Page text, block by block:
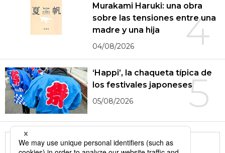
4
Murakami Haruki: una obra
sobre las tensiones entre una
madre y una hija
04/08/2026
5
‘Happi’, la chaqueta típica de
los festivales japoneses
05/08/2026
More in this series